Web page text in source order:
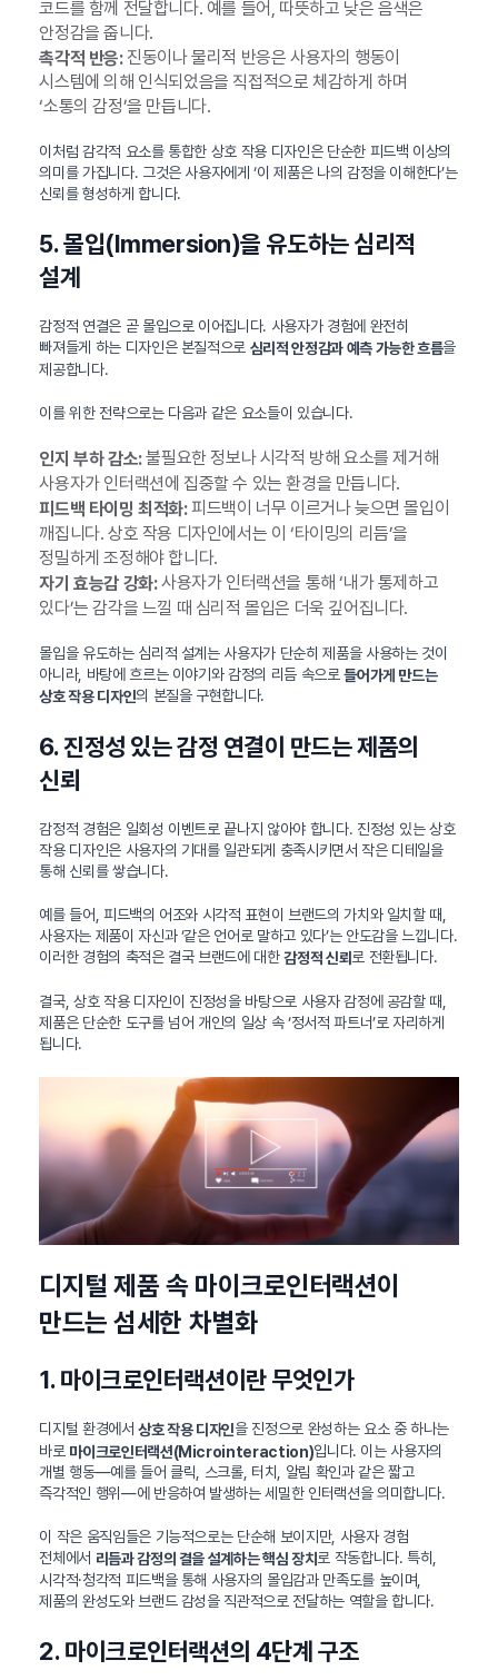
코드를 함께 전달합니다. 예를 들어, 따뜻하고 낮은 음색은
안정감을 줍니다.
촉각적 반응:진동이나 물리적 반응은 사용자의 행동이
시스템에 의해 인식되었음을 직접적으로 체감하게 하며
‘소통의 감정’을 만듭니다.
이처럼 감각적 요소를 통합한 상호 작용 디자인은 단순한 피드백 이상의
의미를 가집니다. 그것은 사용자에게 ‘이 제품은 나의 감정을 이해한다’는
신뢰를 형성하게 합니다.
5. 몰입(Immersion)을 유도하는 심리적
설계
감정적 연결은 곧 몰입으로 이어집니다. 사용자가 경험에 완전히
빠져들게 하는 디자인은 본질적으로 심리적 안정감과 예측 가능한 흐름을
제공합니다.
이를 위한 전략으로는 다음과 같은 요소들이 있습니다.
인지 부하 감소:불필요한 정보나 시각적 방해 요소를 제거해
사용자가 인터랙션에 집중할 수 있는 환경을 만듭니다.
피드백 타이밍 최적화:피드백이 너무 이르거나 늦으면 몰입이
깨집니다. 상호 작용 디자인에서는 이 ‘타이밍의 리듬’을
정밀하게 조정해야 합니다.
자기 효능감 강화:사용자가 인터랙션을 통해 ‘내가 통제하고
있다’는 감각을 느낄 때 심리적 몰입은 더욱 깊어집니다.
몰입을 유도하는 심리적 설계는 사용자가 단순히 제품을 사용하는 것이
아니라, 바탕에 흐르는 이야기와 감정의 리듬 속으로들어가게 만드는
상호 작용 디자인의 본질을 구현합니다.
6. 진정성 있는 감정 연결이 만드는 제품의
신뢰
감정적 경험은 일회성 이벤트로 끝나지 않아야 합니다. 진정성 있는 상호
작용 디자인은 사용자의 기대를 일관되게 충족시키면서 작은 디테일을
통해 신뢰를 쌓습니다.
예를 들어, 피드백의 어조와 시각적 표현이 브랜드의 가치와 일치할 때,
사용자는 제품이 자신과 ‘같은 언어로 말하고 있다’는 안도감을 느낍니다.
이러한 경험의 축적은 결국 브랜드에 대한감정적 신뢰 로 전환됩니다.
결국, 상호 작용 디자인이 진정성을 바탕으로 사용자 감정에 공감할 때,
제품은 단순한 도구를 넘어 개인의 일상 속 ‘정서적 파트너’로 자리하게
됩니다.
디지털 제품 속 마이크로인터랙션이
만드는 섬세한 차별화
1. 마이크로인터랙션이란 무엇인가
디지털 환경에서상호 작용 디자인을 진정으로 완성하는 요소 중 하나는
바로 마이크로인터랙션(Microinteraction)입니다. 이는 사용자의
개별 행동—예를 들어 클릭, 스크롤, 터치, 알림 확인과 같은 짧고
즉각적인 행위—에 반응하여 발생하는 세밀한 인터랙션을 의미합니다.
이 작은 움직임들은 기능적으로는 단순해 보이지만, 사용자 경험
전체에서 리듬과 감정의 결을 설계하는 핵심 장치로 작동합니다. 특히,
시각적·청각적 피드백을 통해 사용자의 몰입감과 만족도를 높이며,
제품의 완성도와 브랜드 감성을 직관적으로 전달하는 역할을 합니다.
2. 마이크로인터랙션의 4단계 구조